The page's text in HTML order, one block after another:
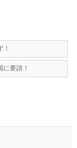
要請！